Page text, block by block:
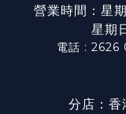
營業時間：星
星期
電話 : 2626
分店：香